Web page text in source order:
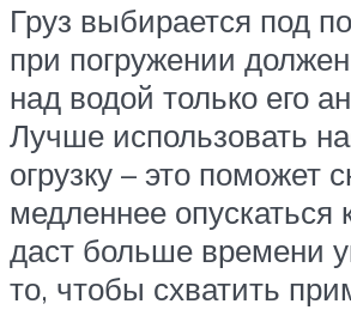
Груз выбирается под
при погружении
над водой только его
Лучше использовать
огрузку – это поможет
медленнее опускаться
даст больше времени
то, чтобы схватить